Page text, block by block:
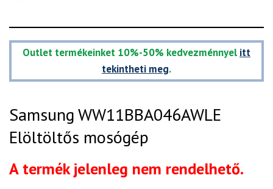
Outlet termékeinket 10%-50% kedvezménnyel itt
tekintheti meg.
Samsung WW11BBA046AWLE
Elöltöltős mosógép
A termék jelenleg nem rendelhető.